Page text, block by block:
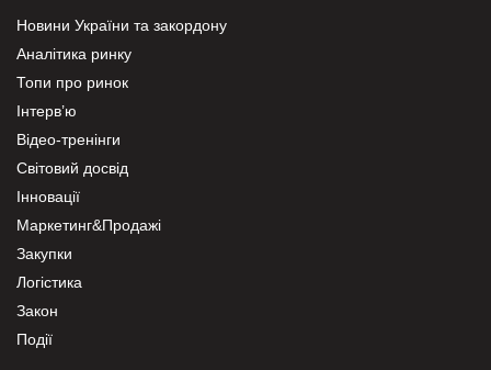
Новини України та закордону
Аналітика ринку
Топи про ринок
Інтерв’ю
Відео-тренінги
Світовий досвід
Інновації
Маркетинг&Продажі
Закупки
Логістика
Закон
Події